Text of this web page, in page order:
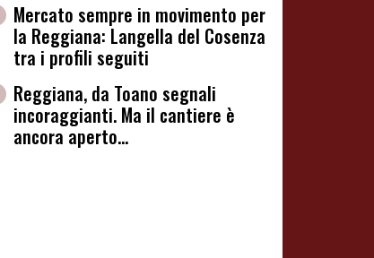
Mercato sempre in movimento per
la Reggiana: Langella del Cosenza
tra i profili seguiti
Reggiana, da Toano segnali
incoraggianti. Ma il cantiere è
ancora aperto...